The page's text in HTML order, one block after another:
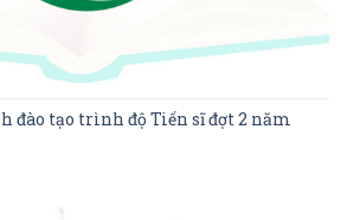
đào tạo trình độ Tiến sĩ đợt 2 năm